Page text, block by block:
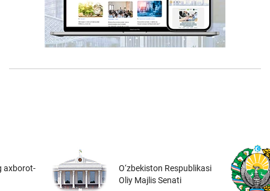
axborot-
O‘zbekiston Respublikasi
Oliy Majlis Senati